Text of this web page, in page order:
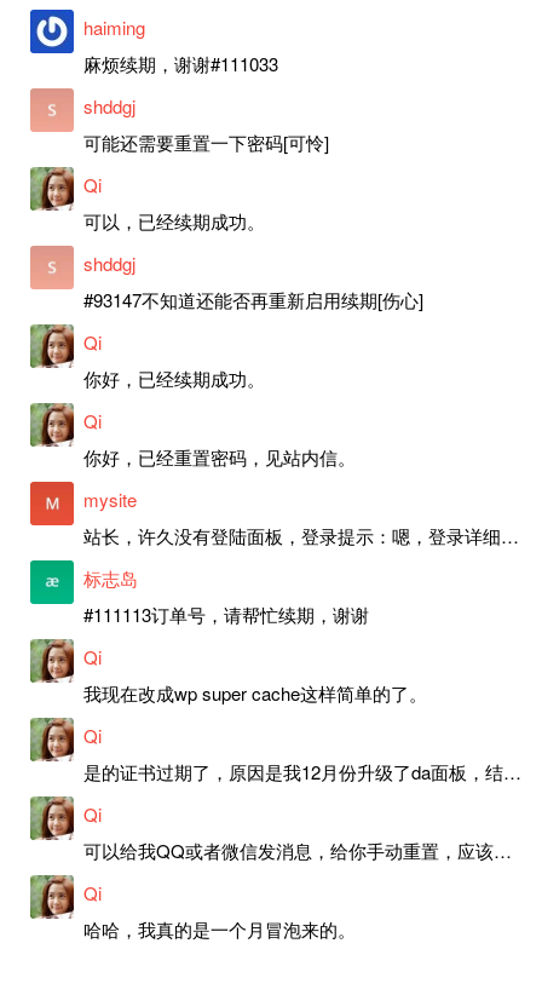
haiming
麻烦续期，谢谢#111033
shddgj
可能还需要重置一下密码[可怜]
Qi
可以，已经续期成功。
shddgj
#93147不知道还能否再重新启用续期[伤心]
Qi
你好，已经续期成功。
Qi
你好，已经重置密码，见站内信。
mysite
站长，许久没有登陆面板，登录提示：嗯，登录详细信息似乎不正确。请重试。 网站还可以正常使用。如果是密码问题请帮忙重置一下密码。谢谢。订单号：97790，账号：aa20210950。 站长，提交了工单，你回复续期成功，不过我的问题是面部登陆信息有问题，一直是初始密码，现在无法登陆，有时间麻烦排查一下。
标志岛
#111113订单号，请帮忙续期，谢谢
Qi
我现在改成wp super cache这样简单的了。
Qi
是的证书过期了，原因是我12月份升级了da面板，结果后台证书就不更新了，目前还在排查问题。切换PHP版本现在没有了，因为DA新版不支持。
Qi
可以给我QQ或者微信发消息，给你手动重置，应该是服务器插件有问题了，这个wp的主题太老了，导致现在好多的问题，网站的签到功能也是因为这个原因导致的。
Qi
哈哈，我真的是一个月冒泡来的。